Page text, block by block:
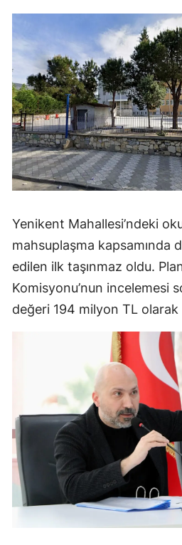
Yenikent Mahallesi’ndeki
mahsuplaşma kapsamında
edilen ilk taşınmaz oldu.
Komisyonu’nun incelemesi
değeri 194 milyon TL olarak